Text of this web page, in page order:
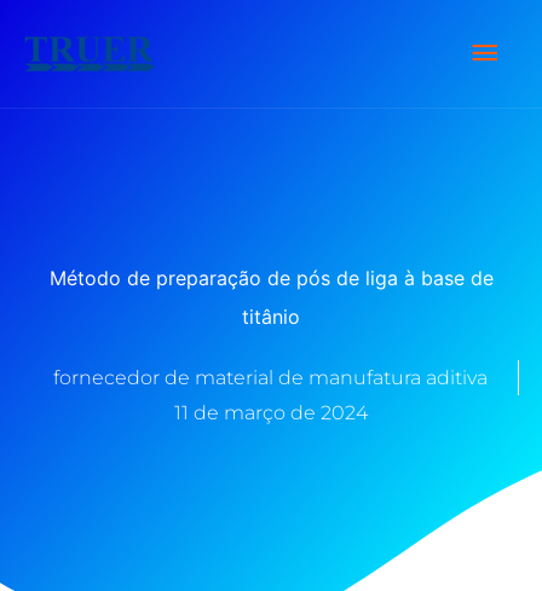
para
Método de preparação de pós de liga à base de
titânio
fornecedor de material de manufatura aditiva
11 de março de 2024